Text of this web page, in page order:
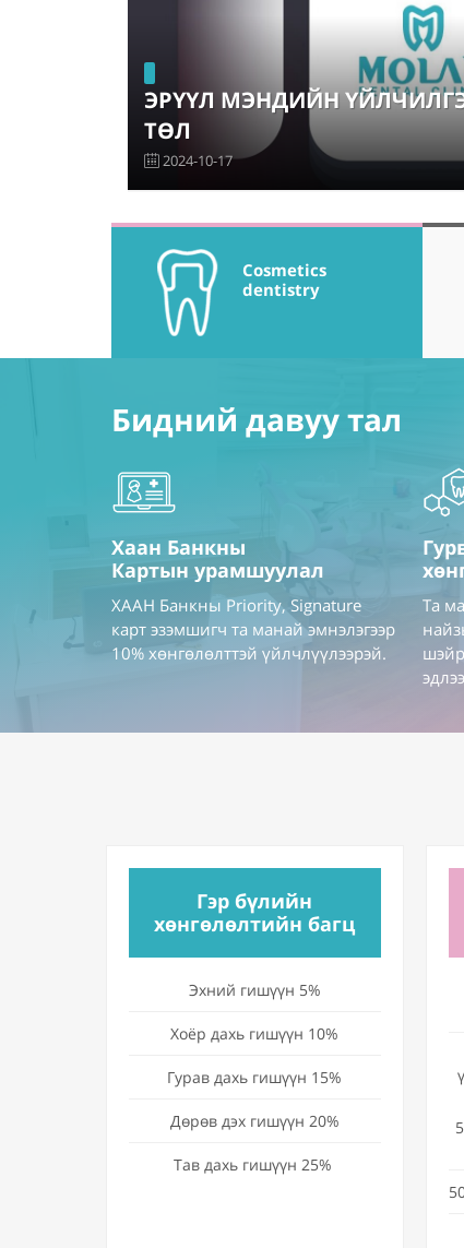
ЭРҮҮЛ МЭНДИЙН
ТӨЛ
2024-10-17
Cosmetics
dentistry
Бидний давуу тал
Хаан Банкны
Картын урамшуулал
ХААН Банкны Priority, Signature
карт эзэмшигч та манай эмнэлэгээр
10% хөнгөлөлттэй үйлчлүүлээрэй.
Та
Гэр бүлийн
хөнгөлөлтийн багц
Эхний гишүүн 5%
Хоёр дахь гишүүн 10%
Гурав дахь гишүүн 15%
Дөрөв дэх гишүүн 20%
Тав дахь гишүүн 25%